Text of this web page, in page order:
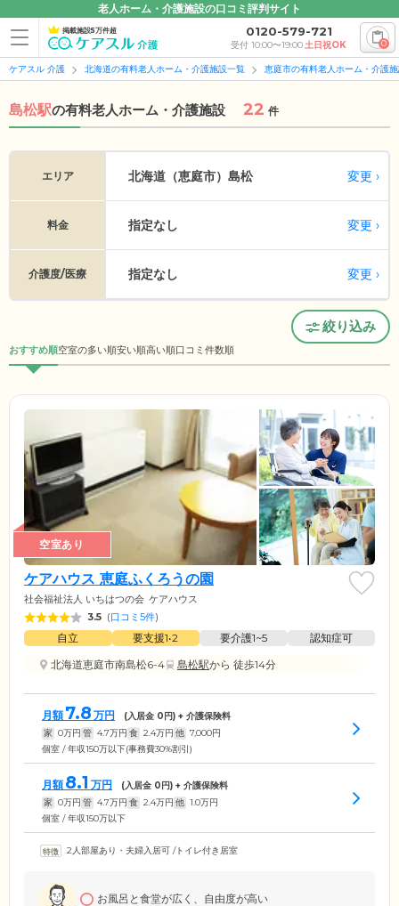
老人ホーム・介護施設の口コミ評判サイト
掲載施設5万件超 0120-579-721
受付 10:00〜19:00土日祝OK 0
ケアスル 介護 北海道の有料老人ホーム・介護施設一覧 恵庭市の有料老人ホーム・介護
島松駅の有料老人ホーム・介護施設 22 件
エリア 北海道（恵庭市） 島松 変更
料金 指定なし 変更
介護度/医療 指定なし 変更
絞り込み
おすすめ順空室の多い順安い順高い順口コミ件数順
空室あり
ケアハウス 恵庭ふくろうの園
社会福祉法人 いちはつの会 ケアハウス
3.5 (口コミ5件)
自立 要支援1•2 要介護1~5
認知症可
北海道恵庭市南島松6-4
島松駅から 徒歩14分
月額 7.8 万円 (入居金 0円) + 介護保険料
家 0万円 管 4.7万円 食 2.4万円 他 7,000円
個室 / 年収150万以下(事務費30%割引)
月額 8.1 万円 (入居金 0円) + 介護保険料
家 0万円 管 4.7万円 食 2.4万円 他 1.0万円
個室 / 年収150万以下
2人部屋あり・夫婦入居可 /トイレ付き居室
お風呂と食堂が広く、自由度が高い